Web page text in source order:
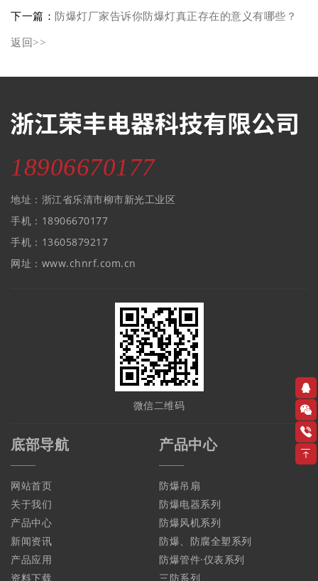
下一篇： 防爆灯厂家告诉你防爆灯真正存在的意义有哪些？
返回>>
18906670177
地址：浙江省乐清市柳市新光工业区
手机：18906670177
手机：13605879217
网址：www.chnrf.com.cn
微信二维码
产品中心
防爆吊扇
防爆电器系列
防爆风机系列
防爆、防腐全塑系列
防爆管件·仪表系列
三防系列
底部导航
网站首页
关于我们
产品中心
新闻资讯
产品应用
资料下载